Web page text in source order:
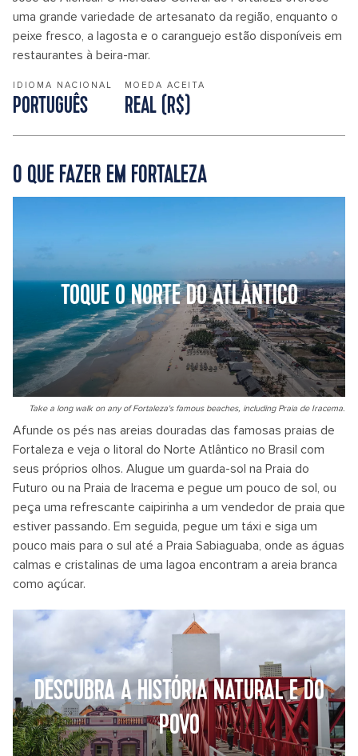
uma grande variedade de artesanato da região, enquanto o
peixe fresco, a lagosta e o caranguejo estão disponíveis em
restaurantes à beira-mar.
IDIOMA NACIONAL
PORTUGUÊS
MOEDA ACEITA
REAL (R$)
O QUE FAZER EM FORTALEZA
TOQUE O NORTE DO ATLÂNTICO
Take a long walk on any of Fortaleza's famous beaches, including Praia de Iracema.
Afunde os pés nas areias douradas das famosas praias de
Fortaleza e veja o litoral do Norte Atlântico no Brasil com
seus próprios olhos. Alugue um guarda-sol na Praia do
Futuro ou na Praia de Iracema e pegue um pouco de sol, ou
peça uma refrescante caipirinha a um vendedor de praia que
estiver passando. Em seguida, pegue um táxi e siga um
pouco mais para o sul até a Praia Sabiaguaba, onde as águas
calmas e cristalinas de uma lagoa encontram a areia branca
como açúcar.
DESCUBRA A HISTÓRIA NATURAL E DO
POVO